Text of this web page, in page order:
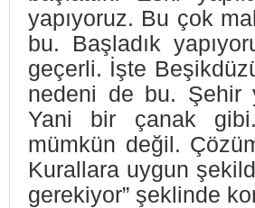
yapıyoruz. Bu çok
bu. Başladık
geçerli. İşte
nedeni de bu. Şehir
Yani bir çanak
mümkün değil.
Kurallara uygun
gerekiyor” şeklinde